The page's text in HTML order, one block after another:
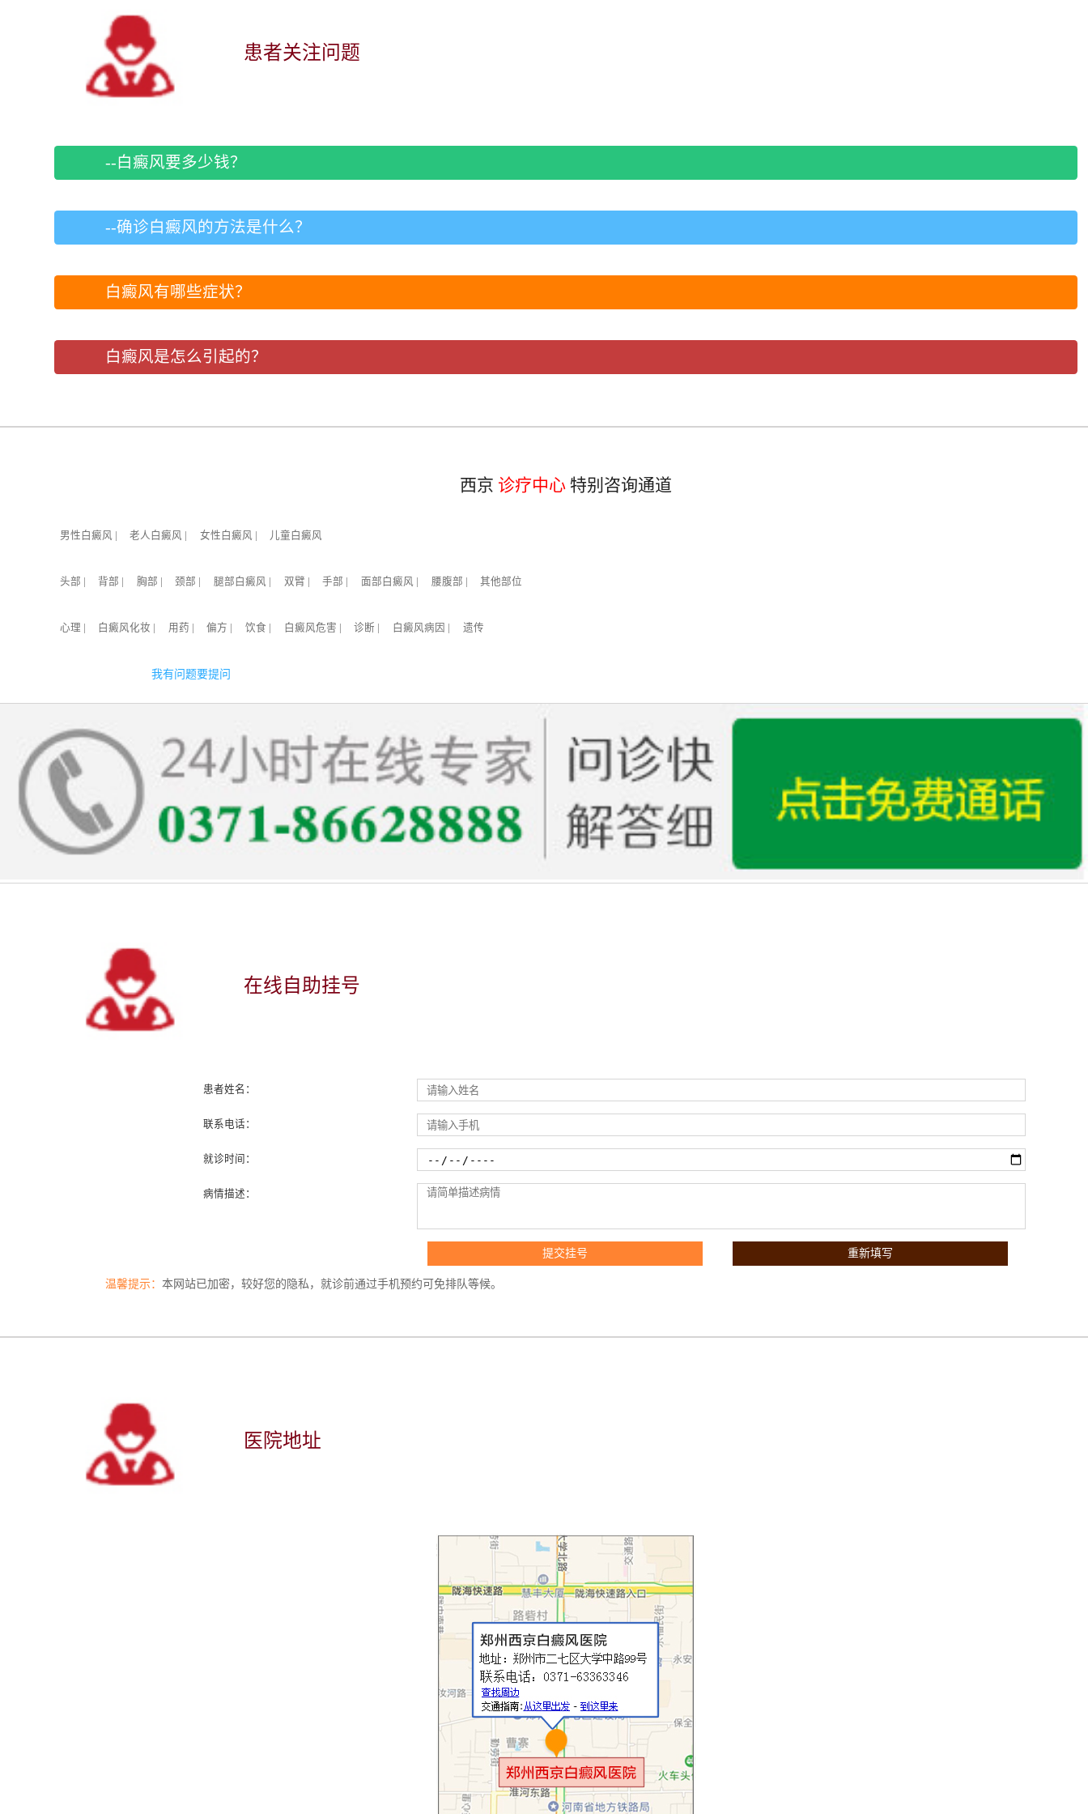
患者关注问题
--白癜风要多少钱？
--确诊白癜风的方法是什么？
白癜风有哪些症状？
白癜风是怎么引起的？
西京 诊疗中心 特别咨询通道
男性白癜风 老人白癜风 女性白癜风 儿童白癜风
头部 背部 胸部 颈部 腿部白癜风 双臂 手部 面部白癜风 腰腹部 其他部位
心理 | 白癜风化妆 | 用药 | 偏方 | 饮食 | 白癜风危害 | 诊断 | 白癜风病因 | 遗传
我有问题要提问
在线自助挂号
患者姓名：
联系电话：
就诊时间：
病情描述：
温馨提示：本网站已加密，较好您的隐私，就诊前通过手机预约可免排队等候。
医院地址